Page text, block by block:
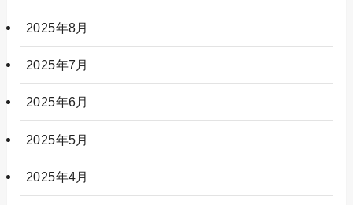
2025年8月
2025年7月
2025年6月
2025年5月
2025年4月